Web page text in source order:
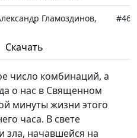
Гламоздинов,
#46
Гламоздинов,
священнослужитель
#45
Гламоздинов,
Александр Гламоздинов,
Скачать
число комбинаций, а
о нас в Священном
минуты жизни этого
часа. В свете
зла, начавшейся на